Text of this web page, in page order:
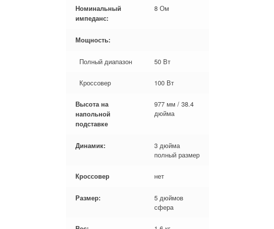
Номинальный
импеданс:
8 Ом
Мощность:
Полный диапазон 50 Вт
Кроссовер 100 Вт
Высота на
напольной
подставке
977 мм / 38.4
дюйма
Динамик:
3 дюйма
полный размер
Кроссовер нет
Размер:
5 дюймов
сфера